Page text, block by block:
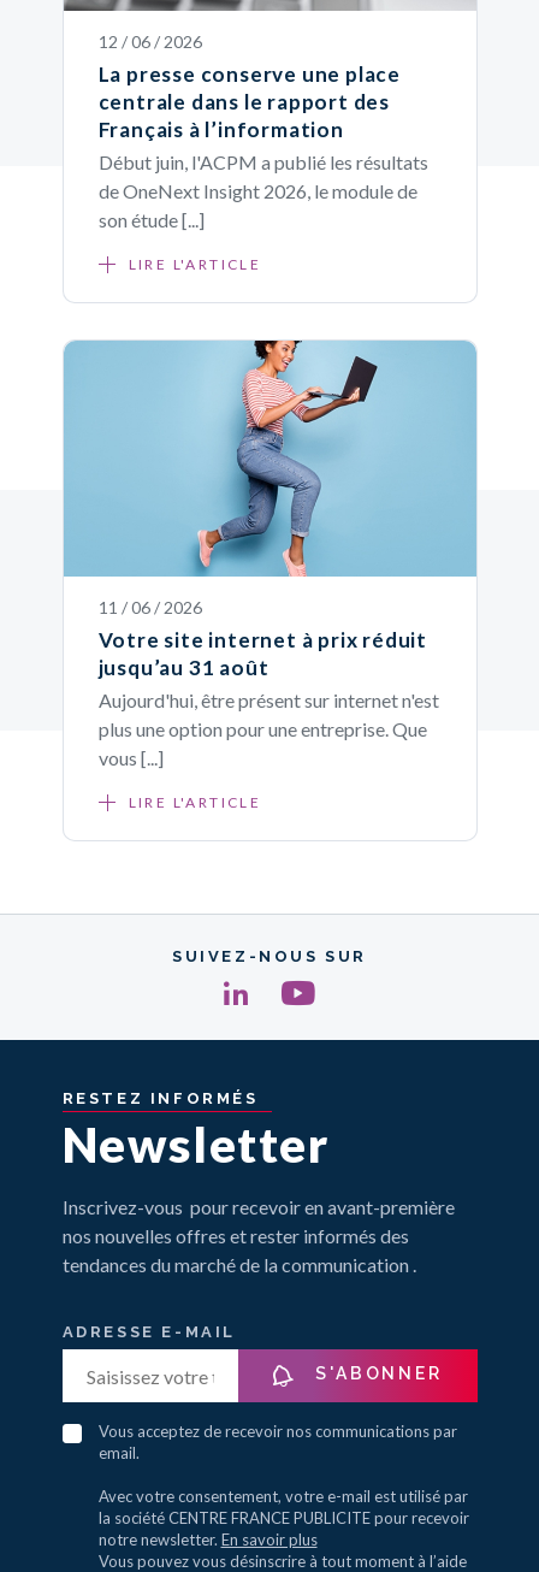
12 / 06 / 2026
La presse conserve une place
centrale dans le rapport des
Français à l’information
Début juin, l'ACPM a publié les résultats
de OneNext Insight 2026, le module de
son étude [...]
LIRE L'ARTICLE
11 / 06 / 2026
Votre site internet à prix réduit
jusqu’au 31 août
Aujourd'hui, être présent sur internet n'est
plus une option pour une entreprise. Que
vous [...]
LIRE L'ARTICLE
SUIVEZ-NOUS SUR
RESTEZ INFORMÉS
Newsletter
Inscrivez-vous pour recevoir en avant-première
nos nouvelles offres et rester informés des
tendances du marché de la communication .
ADRESSE E-MAIL
S'ABONNER
Vous acceptez de recevoir nos communications par
email.
Avec votre consentement, votre e-mail est utilisé par
la société CENTRE FRANCE PUBLICITE pour recevoir
notre newsletter. En savoir plus
Vous pouvez vous désinscrire à tout moment à l’aide